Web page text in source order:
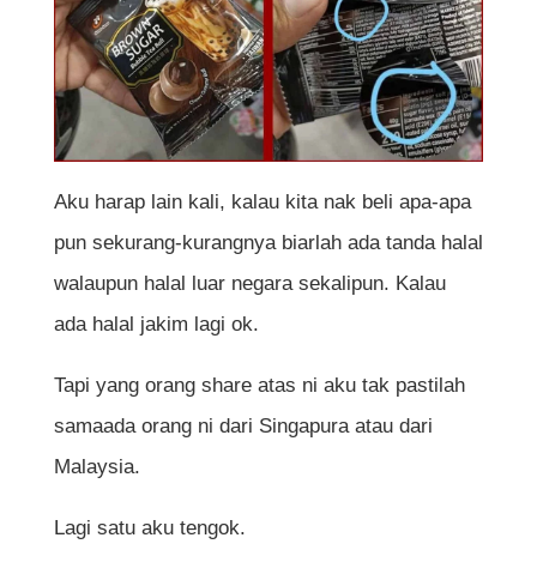
Aku harap lain kali, kalau kita nak beli apa-apa
pun sekurang-kurangnya biarlah ada tanda halal
walaupun halal luar negara sekalipun. Kalau
ada halal jakim lagi ok.
Tapi yang orang share atas ni aku tak pastilah
samaada orang ni dari Singapura atau dari
Malaysia.
Lagi satu aku tengok.